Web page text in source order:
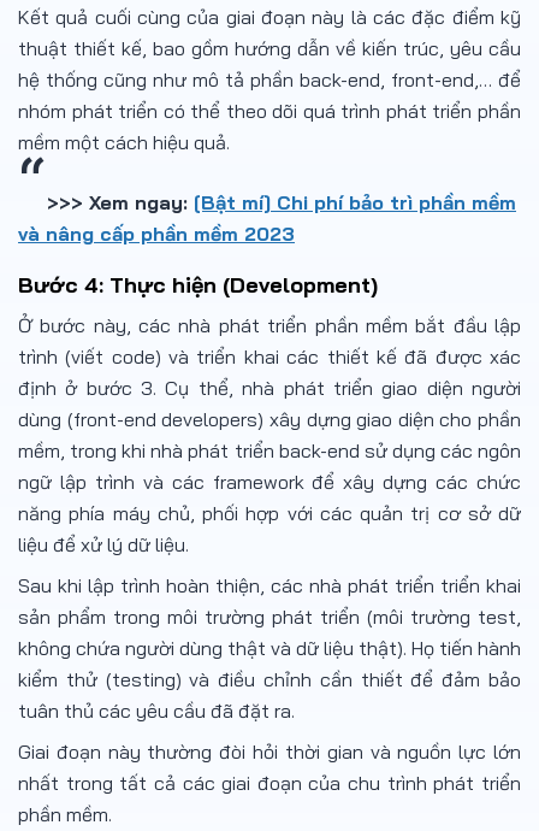
Kết quả cuối cùng của giai đoạn này là các đặc điểm kỹ
thuật thiết kế, bao gồm hướng dẫn về kiến trúc, yêu cầu
hệ thống cũng như mô tả phần back-end, front-end,… để
nhóm phát triển có thể theo dõi quá trình phát triển phần
mềm một cách hiệu quả.
>>> Xem ngay: [Bật mí] Chi phí bảo trì phần mềm
và nâng cấp phần mềm 2023
Bước 4: Thực hiện (Development)
Ở bước này, các nhà phát triển phần mềm bắt đầu lập
trình (viết code) và triển khai các thiết kế đã được xác
định ở bước 3. Cụ thể, nhà phát triển giao diện người
dùng (front-end developers) xây dựng giao diện cho phần
mềm, trong khi nhà phát triển back-end sử dụng các ngôn
ngữ lập trình và các framework để xây dựng các chức
năng phía máy chủ, phối hợp với các quản trị cơ sở dữ
liệu để xử lý dữ liệu.
Sau khi lập trình hoàn thiện, các nhà phát triển triển khai
sản phẩm trong môi trường phát triển (môi trường test,
không chứa người dùng thật và dữ liệu thật). Họ tiến hành
kiểm thử (testing) và điều chỉnh cần thiết để đảm bảo
tuân thủ các yêu cầu đã đặt ra.
Giai đoạn này thường đòi hỏi thời gian và nguồn lực lớn
nhất trong tất cả các giai đoạn của chu trình phát triển
phần mềm.